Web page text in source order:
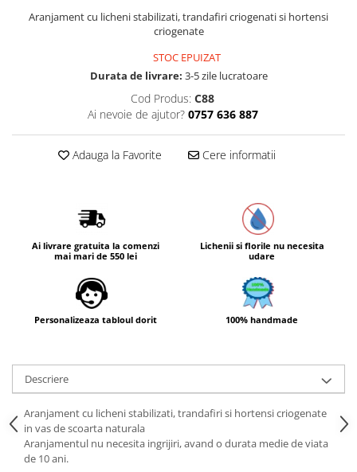
Aranjament cu licheni stabilizati, trandafiri criogenati si hortensi
criogenate
STOC EPUIZAT
Durata de livrare: 3-5 zile lucratoare
Cod Produs: C88
Ai nevoie de ajutor? 0757 636 887
Adauga la Favorite Cere informatii
Ai livrare gratuita la comenzi
mai mari de 550 lei
Lichenii si florile nu necesita
udare
Personalizeaza tabloul dorit 100% handmade
Descriere
Aranjament cu licheni stabilizati, trandafiri si hortensi criogenate
in vas de scoarta naturala
Aranjamentul nu necesita ingrijiri, avand o durata medie de viata
de 10 ani.